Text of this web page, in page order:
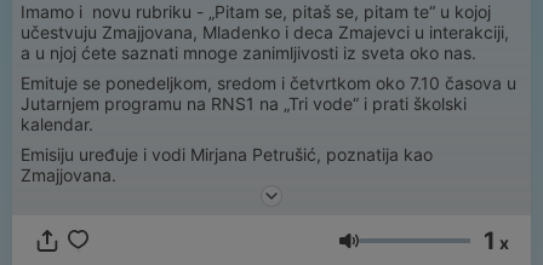
Imamo i novu rubriku - „Pitam se, pitaš se, pitam te“ u kojoj
učestvuju Zmajjovana, Mladenko i deca Zmajevci u interakciji,
a u njoj ćete saznati mnoge zanimljivosti iz sveta oko nas.
Emituje se ponedeljkom, sredom i četvrtkom oko 7.10 časova u
Jutarnjem programu na RNS1 na „Tri vode“ i prati školski
kalendar.
Emisiju uređuje i vodi Mirjana Petrušić, poznatija kao
Zmajjovana.
Volumen 1 x